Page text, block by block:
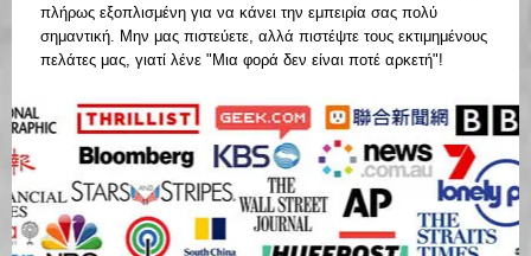
πλήρως εξοπλισμένη για να κάνει την εμπειρία σας πολύ
σημαντική. Μην μας πιστεύετε, αλλά πιστέψτε τους εκτιμημένους
πελάτες μας, γιατί λένε "Μια φορά δεν είναι ποτέ αρκετή"!